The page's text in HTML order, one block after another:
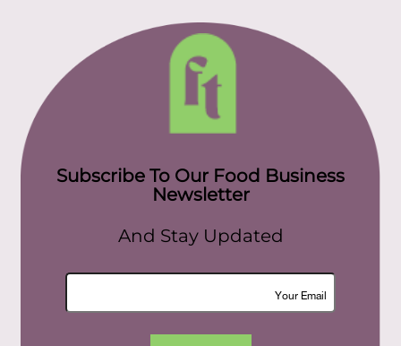
Subscribe To Our Food Business
Newsletter
And Stay Updated